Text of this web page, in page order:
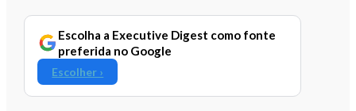
Escolha a Executive Digest como fonte
preferida no Google
Escolher ›